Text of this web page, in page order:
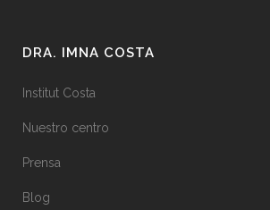
DRA. IMNA COSTA
Institut Costa
Nuestro centro
Prensa
Blog